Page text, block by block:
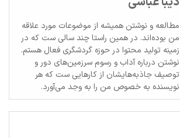
مطالعه و نوشتن همیشه از موضوعات مورد علاقه
من بوده‌اند. در همین راستا چند سالی ست که در
زمینه تولید محتوا در حوزه گردشگری فعال هستم.
نوشتن درباره آداب و رسوم سرزمین‌های دور و
توصیف جاذبه‌هایشان از کارهایی ست که هر
نویسنده به خصوص من را به وجد می‌آورد.